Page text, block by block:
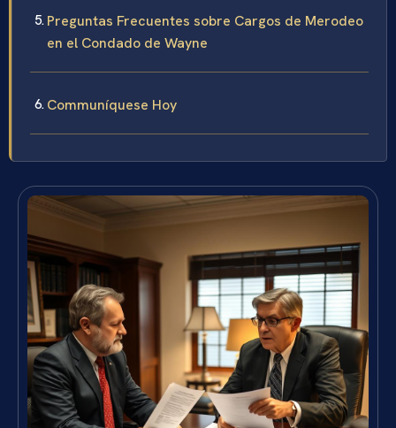
Preguntas Frecuentes sobre Cargos de Merodeo
en el Condado de Wayne
Communíquese Hoy